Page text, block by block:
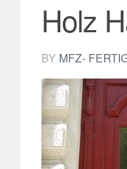
Holz
BY MFZ-